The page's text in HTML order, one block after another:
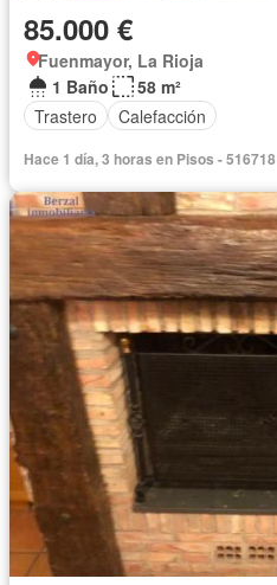
85.000 €
Fuenmayor, La Rioja
1 Baño
58 m²
Trastero
Calefacción
Hace 1 día, 3 horas en Pisos - 516718